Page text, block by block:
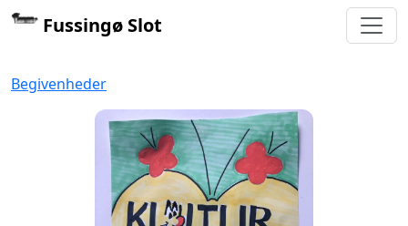
Fussingø Slot
Begivenheder